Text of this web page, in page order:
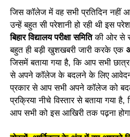
जिस कॉलेज में वह सभी प्रतिदिन
उन्हें बहुत सी परेशानी हो रही थी इस
बिहार विद्यालय परीक्षा समितिकी ओर से
बहुत ही बड़ी खुशखबरी जारी करके एक
जिसमें बताया गया है, कि आप सभी
से अपने कॉलेज के बदलने के लिए
प्रकार से आप सभी अपने कॉलेज को
प्रक्रिया नीचे विस्तार से बताया गया
आप सभी को इस आखिरी तक पढ़ना